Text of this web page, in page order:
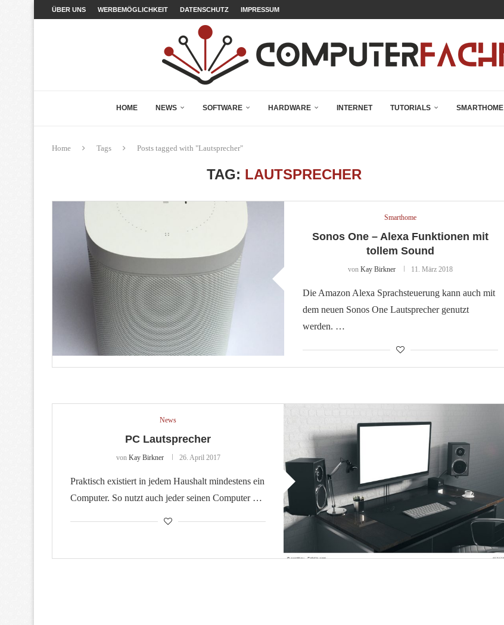
ÜBER UNS WERBEMÖGLICHKEIT DATENSCHUTZ IMPRESSUM
HOME NEWS SOFTWARE HARDWARE INTERNET TUTORIALS SMARTHOME
Home Tags Posts tagged with "Lautsprecher"
TAG: LAUTSPRECHER
Smarthome
Sonos One – Alexa Funktionen mit
tollem Sound
von Kay Birkner 11. März 2018
Die Amazon Alexa Sprachsteuerung kann auch mit
dem neuen Sonos One Lautsprecher genutzt
werden. …
News
PC Lautsprecher
von Kay Birkner 26. April 2017
Praktisch existiert in jedem Haushalt mindestens ein
Computer. So nutzt auch jeder seinen Computer …